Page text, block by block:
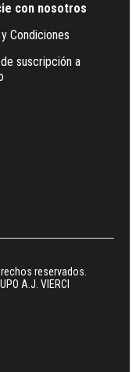
con nosotros
Condiciones
suscripción a
reservados.
A.J. VIERCI